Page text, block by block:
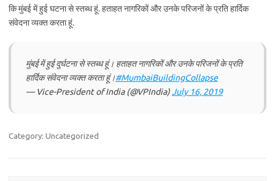
कि मुंबई में हुई घटना से स्तब्ध हूं. हताहत नागरिकों और उनके परिजनों के प्रति हार्दिक
संवेदना व्यक्त करता हूं.
मुंबई में हुई दुर्घटना से स्तब्ध हूं। हताहत नागरिकों और उनके परिजनों के प्रति
हार्दिक संवेदना व्यक्त करता हूं।#MumbaiBuildingCollapse
— Vice-President of India (@VPIndia)July 16, 2019
Category: Uncategorized